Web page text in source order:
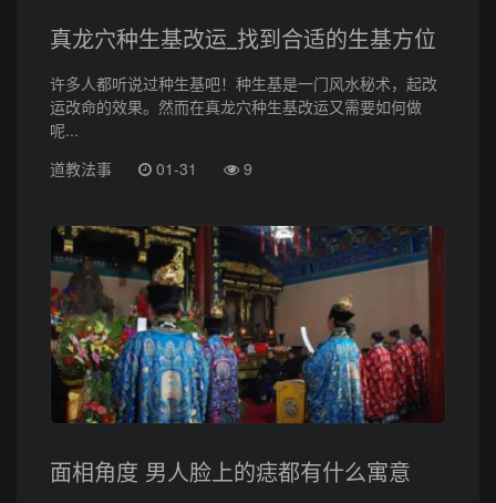
真龙穴种生基改运_找到合适的生基方位
许多人都听说过种生基吧！种生基是一门风水秘术，起改
运改命的效果。然而在真龙穴种生基改运又需要如何做
呢...
道教法事
01-31 9
面相角度 男人脸上的痣都有什么寓意